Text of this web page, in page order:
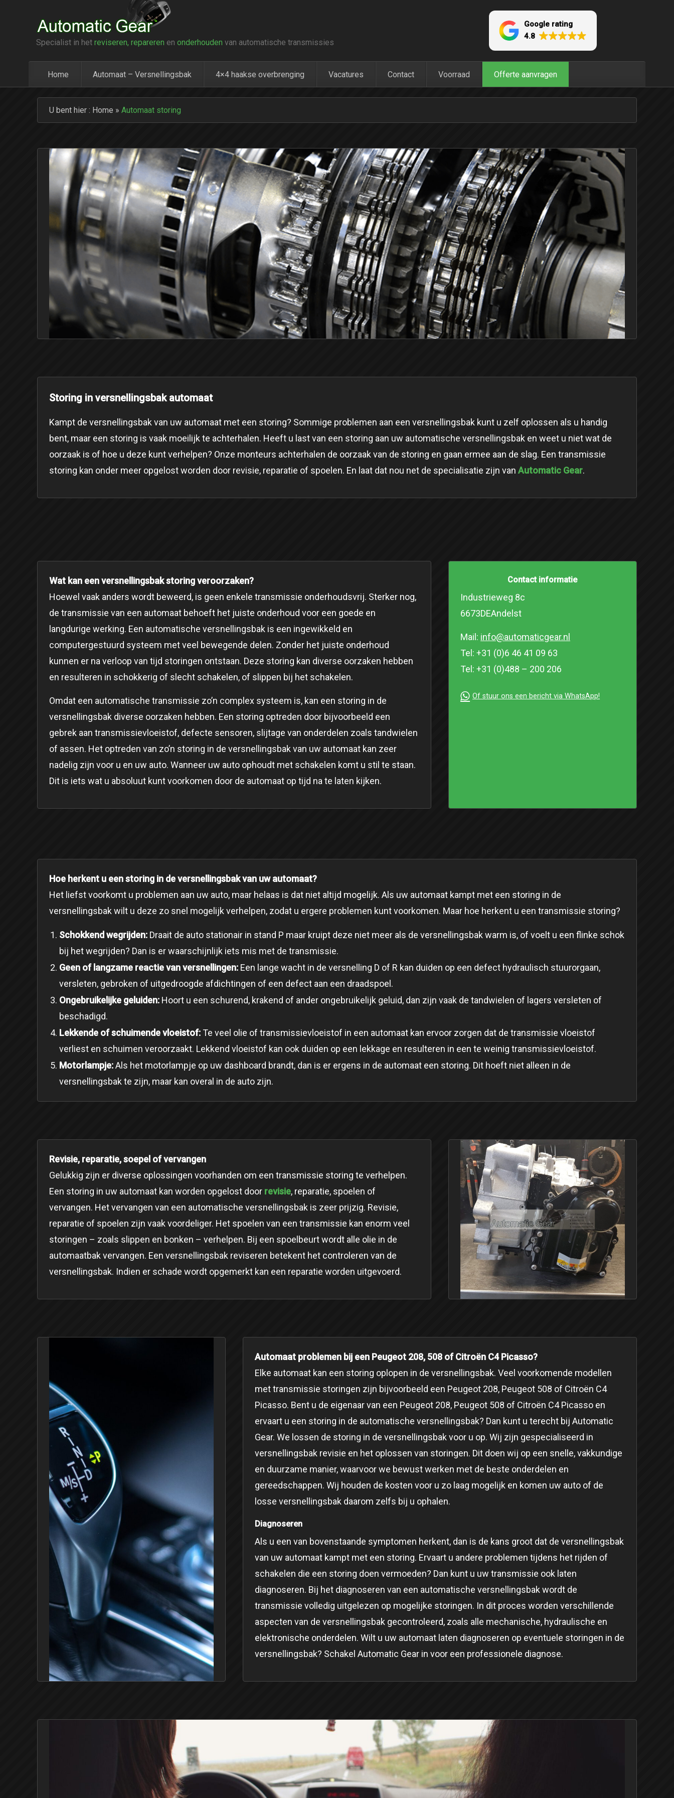
Specialist in het reviseren, repareren en onderhouden van automatische transmissies
Google rating
4.8
Home Automaat – Versnellingsbak 4×4 haakse overbrenging Vacatures Contact Voorraad Offerte aanvragen
U bent hier : Home » Automaat storing
Storing in versnellingsbak automaat
Kampt de versnellingsbak van uw automaat met een storing? Sommige problemen aan een versnellingsbak kunt u zelf oplossen als u handig
bent, maar een storing is vaak moeilijk te achterhalen. Heeft u last van een storing aan uw automatische versnellingsbak en weet u niet wat de
oorzaak is of hoe u deze kunt verhelpen? Onze monteurs achterhalen de oorzaak van de storing en gaan ermee aan de slag. Een transmissie
storing kan onder meer opgelost worden door revisie, reparatie of spoelen. En laat dat nou net de specialisatie zijn vanAutomatic Gear.
Wat kan een versnellingsbak storing veroorzaken?
Hoewel vaak anders wordt beweerd, is geen enkele transmissie onderhoudsvrij. Sterker nog,
de transmissie van een automaat behoeft het juiste onderhoud voor een goede en
langdurige werking. Een automatische versnellingsbak is een ingewikkeld en
computergestuurd systeem met veel bewegende delen. Zonder het juiste onderhoud
kunnen er na verloop van tijd storingen ontstaan. Deze storing kan diverse oorzaken hebben
en resulteren in schokkerig of slecht schakelen, of slippen bij het schakelen.
Omdat een automatische transmissie zo’n complex systeem is, kan een storing in de
versnellingsbak diverse oorzaken hebben. Een storing optreden door bijvoorbeeld een
gebrek aan transmissievloeistof, defecte sensoren, slijtage van onderdelen zoals tandwielen
of assen. Het optreden van zo’n storing in de versnellingsbak van uw automaat kan zeer
nadelig zijn voor u en uw auto. Wanneer uw auto ophoudt met schakelen komt u stil te staan.
Dit is iets wat u absoluut kunt voorkomen door de automaat op tijd na te laten kijken.
Contact informatie
Industrieweg 8c
6673DEAndelst
Mail: info@automaticgear.nl
Tel: +31 (0)6 46 41 09 63
Tel: +31 (0)488 – 200 206
Of stuur ons een bericht via WhatsApp!
Hoe herkent u een storing in de versnellingsbak van uw automaat?
Het liefst voorkomt u problemen aan uw auto, maar helaas is dat niet altijd mogelijk. Als uw automaat kampt met een storing in de
versnellingsbak wilt u deze zo snel mogelijk verhelpen, zodat u ergere problemen kunt voorkomen. Maar hoe herkent u een transmissie storing?
Schokkend wegrijden: Draait de auto stationair in stand P maar kruipt deze niet meer als de versnellingsbak warm is, of voelt u een flinke schok
bij het wegrijden? Dan is er waarschijnlijk iets mis met de transmissie.
Geen of langzame reactie van versnellingen: Een lange wacht in de versnelling D of R kan duiden op een defect hydraulisch stuurorgaan,
versleten, gebroken of uitgedroogde afdichtingen of een defect aan een draadspoel.
Ongebruikelijke geluiden: Hoort u een schurend, krakend of ander ongebruikelijk geluid, dan zijn vaak de tandwielen of lagers versleten of
beschadigd.
Lekkende of schuimende vloeistof: Te veel olie of transmissievloeistof in een automaat kan ervoor zorgen dat de transmissie vloeistof
verliest en schuimen veroorzaakt. Lekkend vloeistof kan ook duiden op een lekkage en resulteren in een te weinig transmissievloeistof.
Motorlampje: Als het motorlampje op uw dashboard brandt, dan is er ergens in de automaat een storing. Dit hoeft niet alleen in de
versnellingsbak te zijn, maar kan overal in de auto zijn.
Revisie, reparatie, soepel of vervangen
Gelukkig zijn er diverse oplossingen voorhanden om een transmissie storing te verhelpen.
Een storing in uw automaat kan worden opgelost door revisie, reparatie, spoelen of
vervangen. Het vervangen van een automatische versnellingsbak is zeer prijzig. Revisie,
reparatie of spoelen zijn vaak voordeliger. Het spoelen van een transmissie kan enorm veel
storingen – zoals slippen en bonken – verhelpen. Bij een spoelbeurt wordt alle olie in de
automaatbak vervangen. Een versnellingsbak reviseren betekent het controleren van de
versnellingsbak. Indien er schade wordt opgemerkt kan een reparatie worden uitgevoerd.
Automaat problemen bij een Peugeot 208, 508 of Citroën C4 Picasso?
Elke automaat kan een storing oplopen in de versnellingsbak. Veel voorkomende modellen
met transmissie storingen zijn bijvoorbeeld een Peugeot 208, Peugeot 508 of Citroën C4
Picasso. Bent u de eigenaar van een Peugeot 208, Peugeot 508 of Citroën C4 Picasso en
ervaart u een storing in de automatische versnellingsbak? Dan kunt u terecht bij Automatic
Gear. We lossen de storing in de versnellingsbak voor u op. Wij zijn gespecialiseerd in
versnellingsbak revisie en het oplossen van storingen. Dit doen wij op een snelle, vakkundige
en duurzame manier, waarvoor we bewust werken met de beste onderdelen en
gereedschappen. Wij houden de kosten voor u zo laag mogelijk en komen uw auto of de
losse versnellingsbak daarom zelfs bij u ophalen.
Diagnoseren
Als u een van bovenstaande symptomen herkent, dan is de kans groot dat de versnellingsbak
van uw automaat kampt met een storing. Ervaart u andere problemen tijdens het rijden of
schakelen die een storing doen vermoeden? Dan kunt u uw transmissie ook laten
diagnoseren. Bij het diagnoseren van een automatische versnellingsbak wordt de
transmissie volledig uitgelezen op mogelijke storingen. In dit proces worden verschillende
aspecten van de versnellingsbak gecontroleerd, zoals alle mechanische, hydraulische en
elektronische onderdelen. Wilt u uw automaat laten diagnoseren op eventuele storingen in de
versnellingsbak? Schakel Automatic Gear in voor een professionele diagnose.